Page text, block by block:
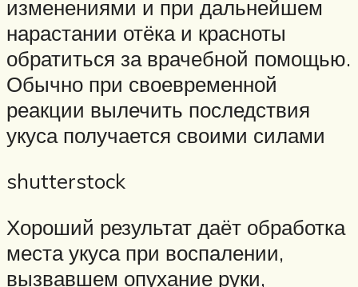
изменениями и при дальнейшем
нарастании отёка и красноты
обратиться за врачебной помощью.
Обычно при своевременной
реакции вылечить последствия
укуса получается своими силами
shutterstock
Хороший результат даёт обработка
места укуса при воспалении,
вызвавшем опухание руки,